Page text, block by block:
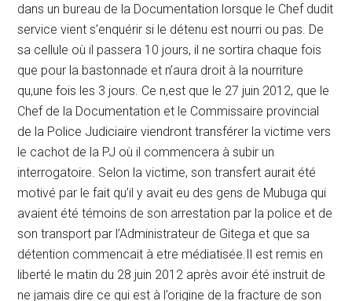
dans un bureau de la Documentation lorsque le Chef dudit
service vient s’enquérir si le détenu est nourri ou pas. De
sa cellule où il passera 10 jours, il ne sortira chaque fois
que pour la bastonnade et n’aura droit à la nourriture
qu,une fois les 3 jours. Ce n,est que le 27 juin 2012, que le
Chef de la Documentation et le Commissaire provincial
de la Police Judiciaire viendront transférer la victime vers
le cachot de la PJ où il commencera à subir un
interrogatoire. Selon la victime, son transfert aurait été
motivé par le fait qu’il y avait eu des gens de Mubuga qui
avaient été témoins de son arrestation par la police et de
son transport par l’Administrateur de Gitega et que sa
détention commencait à etre médiatisée.Il est remis en
liberté le matin du 28 juin 2012 après avoir été instruit de
ne jamais dire ce qui est à l’origine de la fracture de son